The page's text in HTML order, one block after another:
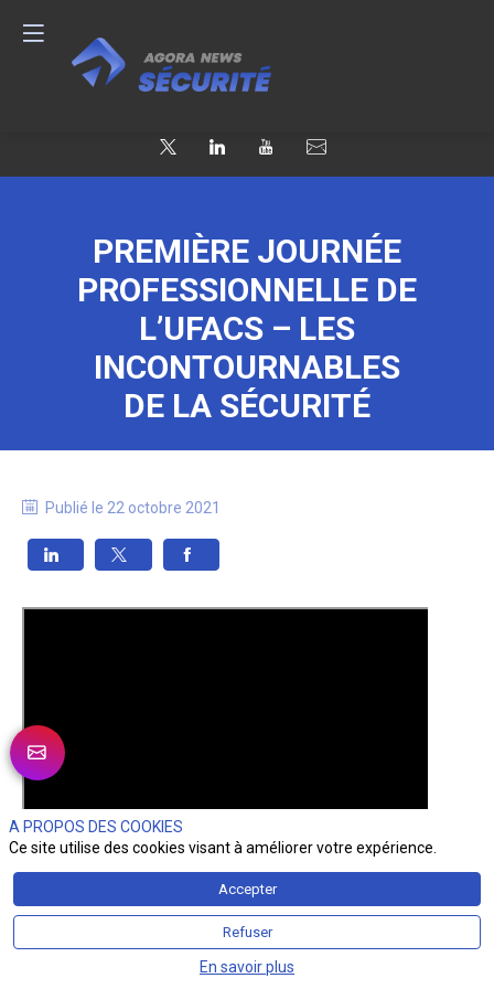
PREMIÈRE JOURNÉE
PROFESSIONNELLE DE
L’UFACS – LES
INCONTOURNABLES
DE LA SÉCURITÉ
Publié le 22 octobre 2021
A PROPOS DES COOKIES
Ce site utilise des cookies visant à améliorer votre expérience.
Accepter
Refuser
En savoir plus